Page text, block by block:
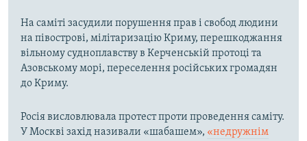
На саміті засудили порушення прав і свобод людини
на півострові, мілітаризацію Криму, перешкоджання
вільному судноплавству в Керченській протоці та
Азовському морі, переселення російських громадян
до Криму.
Росія висловлювала протест проти проведення саміту.
У Москві захід називали «шабашем», «недружнім